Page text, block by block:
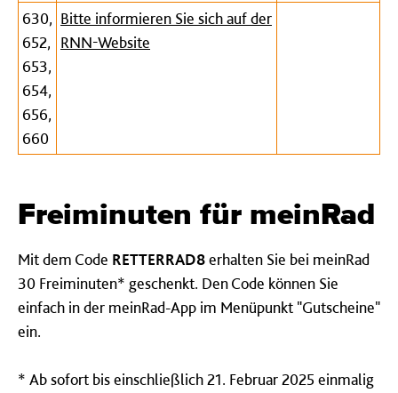
630,
652,
653,
654,
656,
660
Bitte informieren Sie sich auf der
RNN-Website
Freiminuten für meinRad
Mit dem Code RETTERRAD8erhalten Sie bei meinRad
30 Freiminuten* geschenkt. Den Code können Sie
einfach in der meinRad-App im Menüpunkt "Gutscheine"
ein.
* Ab sofort bis einschließlich 21. Februar 2025 einmalig